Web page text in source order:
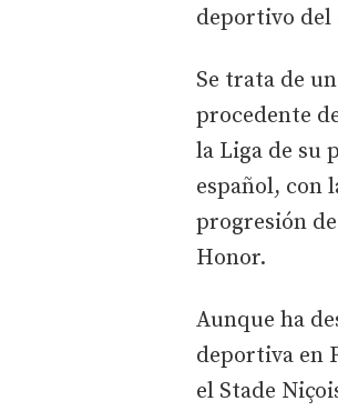
deportivo del
Se trata de
procedente
la Liga de su
español, con
progresión
Honor.
Aunque ha
deportiva en
el Stade